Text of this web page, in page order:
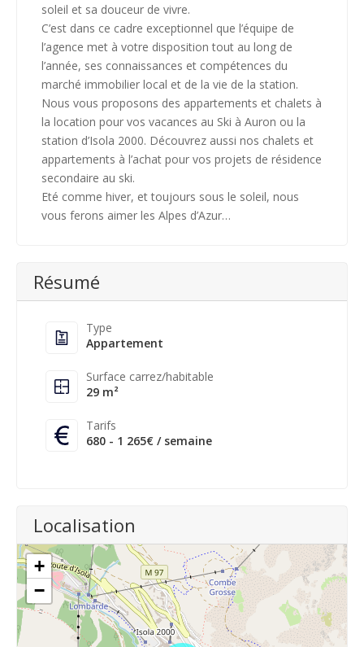
soleil et sa douceur de vivre.
C’est dans ce cadre exceptionnel que l’équipe de
l’agence met à votre disposition tout au long de
l’année, ses connaissances et compétences du
marché immobilier local et de la vie de la station.
Nous vous proposons des appartements et chalets à
la location pour vos vacances au Ski à Auron ou la
station d’Isola 2000. Découvrez aussi nos chalets et
appartements à l’achat pour vos projets de résidence
secondaire au ski.
Eté comme hiver, et toujours sous le soleil, nous
vous ferons aimer les Alpes d’Azur…
Résumé
Type
Appartement
Surface carrez/habitable
29 m²
Tarifs
680 - 1 265€ / semaine
Localisation
+
−